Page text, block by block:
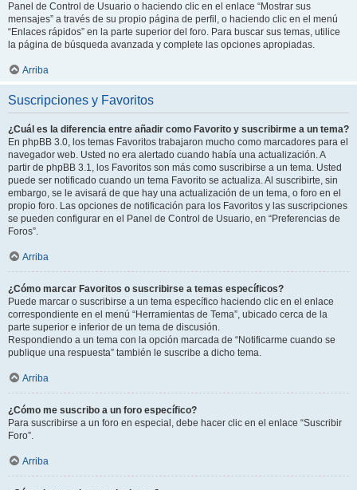
Panel de Control de Usuario o haciendo clic en el enlace “Mostrar sus
mensajes” a través de su propio página de perfil, o haciendo clic en el menú
“Enlaces rápidos” en la parte superior del foro. Para buscar sus temas, utilice
la página de búsqueda avanzada y complete las opciones apropiadas.
Arriba
Suscripciones y Favoritos
¿Cuál es la diferencia entre añadir como Favorito y suscribirme a un tema?
En phpBB 3.0, los temas Favoritos trabajaron mucho como marcadores para el
navegador web. Usted no era alertado cuando había una actualización. A
partir de phpBB 3.1, los Favoritos son más como suscribirse a un tema. Usted
puede ser notificado cuando un tema Favorito se actualiza. Al suscribirte, sin
embargo, se le avisará de que hay una actualización de un tema, o foro en el
propio foro. Las opciones de notificación para los Favoritos y las suscripciones
se pueden configurar en el Panel de Control de Usuario, en “Preferencias de
Foros”.
Arriba
¿Cómo marcar Favoritos o suscribirse a temas específicos?
Puede marcar o suscribirse a un tema específico haciendo clic en el enlace
correspondiente en el menú “Herramientas de Tema”, ubicado cerca de la
parte superior e inferior de un tema de discusión.
Respondiendo a un tema con la opción marcada de “Notificarme cuando se
publique una respuesta” también le suscribe a dicho tema.
Arriba
¿Cómo me suscribo a un foro específico?
Para suscribirse a un foro en especial, debe hacer clic en el enlace “Suscribir
Foro”.
Arriba